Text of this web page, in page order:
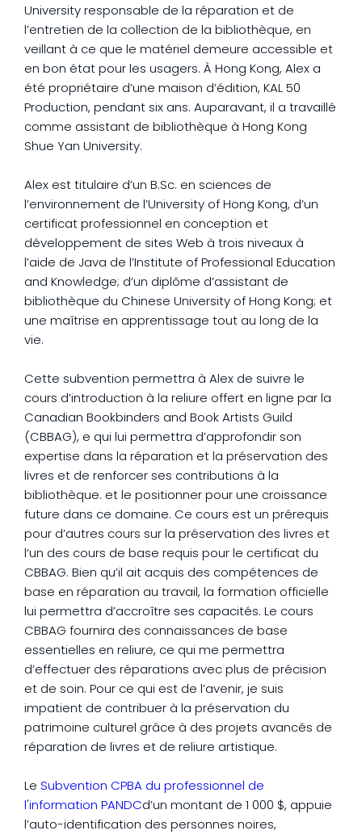
University responsable de la réparation et de
l’entretien de la collection de la bibliothèque, en
veillant à ce que le matériel demeure accessible et
en bon état pour les usagers. À Hong Kong, Alex a
été propriétaire d’une maison d’édition, KAL 50
Production, pendant six ans. Auparavant, il a travaillé
comme assistant de bibliothèque à Hong Kong
Shue Yan University.
Alex est titulaire d’un B.Sc. en sciences de
l’environnement de l’University of Hong Kong, d’un
certificat professionnel en conception et
développement de sites Web à trois niveaux à
l’aide de Java de l’Institute of Professional Education
and Knowledge; d’un diplôme d’assistant de
bibliothèque du Chinese University of Hong Kong; et
une maîtrise en apprentissage tout au long de la
vie.
Cette subvention permettra à Alex de suivre le
cours d’introduction à la reliure offert en ligne par la
Canadian Bookbinders and Book Artists Guild
(CBBAG), e qui lui permettra d’approfondir son
expertise dans la réparation et la préservation des
livres et de renforcer ses contributions à la
bibliothèque. et le positionner pour une croissance
future dans ce domaine. Ce cours est un prérequis
pour d’autres cours sur la préservation des livres et
l’un des cours de base requis pour le certificat du
CBBAG. Bien qu’il ait acquis des compétences de
base en réparation au travail, la formation officielle
lui permettra d’accroître ses capacités. Le cours
CBBAG fournira des connaissances de base
essentielles en reliure, ce qui me permettra
d’effectuer des réparations avec plus de précision
et de soin. Pour ce qui est de l’avenir, je suis
impatient de contribuer à la préservation du
patrimoine culturel grâce à des projets avancés de
réparation de livres et de reliure artistique.
Le Subvention CPBA du professionnel de
l'information PANDCd’un montant de 1 000 $, appuie
l’auto-identification des personnes noires,